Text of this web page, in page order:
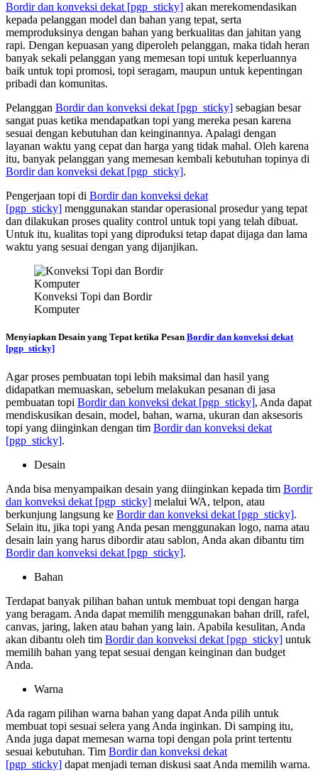
Bordir dan konveksi dekat [pgp_sticky] akan merekomendasikan
kepada pelanggan model dan bahan yang tepat, serta
memproduksinya dengan bahan yang berkualitas dan jahitan yang
rapi. Dengan kepuasan yang diperoleh pelanggan, maka tidah heran
banyak sekali pelanggan yang memesan topi untuk keperluannya
baik untuk topi promosi, topi seragam, maupun untuk kepentingan
pribadi dan komunitas.
Pelanggan Bordir dan konveksi dekat [pgp_sticky] sebagian besar
sangat puas ketika mendapatkan topi yang mereka pesan karena
sesuai dengan kebutuhan dan keinginannya. Apalagi dengan
layanan waktu yang cepat dan harga yang tidak mahal. Oleh karena
itu, banyak pelanggan yang memesan kembali kebutuhan topinya di
Bordir dan konveksi dekat [pgp_sticky].
Pengerjaan topi di Bordir dan konveksi dekat
[pgp_sticky] menggunakan standar operasional prosedur yang tepat
dan dilakukan proses quality control untuk topi yang telah dibuat.
Untuk itu, kualitas topi yang diproduksi tetap dapat dijaga dan lama
waktu yang sesuai dengan yang dijanjikan.
Konveksi Topi dan Bordir
Komputer
Menyiapkan Desain yang Tepat ketika Pesan Bordir dan konveksi dekat
[pgp_sticky]
Agar proses pembuatan topi lebih maksimal dan hasil yang
didapatkan memuaskan, sebelum melakukan pesanan di jasa
pembuatan topi Bordir dan konveksi dekat [pgp_sticky], Anda dapat
mendiskusikan desain, model, bahan, warna, ukuran dan aksesoris
topi yang diinginkan dengan tim Bordir dan konveksi dekat
[pgp_sticky].
Desain
Anda bisa menyampaikan desain yang diinginkan kepada tim Bordir
dan konveksi dekat [pgp_sticky] melalui WA, telpon, atau
berkunjung langsung ke Bordir dan konveksi dekat [pgp_sticky].
Selain itu, jika topi yang Anda pesan menggunakan logo, nama atau
desain lain yang harus dibordir atau sablon, Anda akan dibantu tim
Bordir dan konveksi dekat [pgp_sticky].
Bahan
Terdapat banyak pilihan bahan untuk membuat topi dengan harga
yang beragam. Anda dapat memilih menggunakan bahan drill, rafel,
canvas, jaring, laken atau bahan yang lain. Apabila kesulitan, Anda
akan dibantu oleh tim Bordir dan konveksi dekat [pgp_sticky] untuk
memilih bahan yang tepat sesuai dengan keinginan dan budget
Anda.
Warna
Ada ragam pilihan warna bahan yang dapat Anda pilih untuk
membuat topi sesuai selera yang Anda inginkan. Di samping itu,
Anda juga dapat memesan warna topi dengan pola print tertentu
sesuai kebutuhan. Tim Bordir dan konveksi dekat
[pgp_sticky] dapat menjadi teman diskusi saat Anda memilih warna.